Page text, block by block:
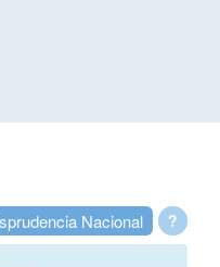
?
Nacional